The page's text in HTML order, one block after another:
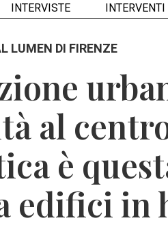
INTERVISTE INTERVENTI
LUMEN DI FIRENZE
al
è
edifici in